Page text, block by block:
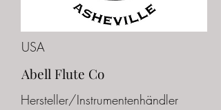
USA
Abell Flute Co
Hersteller/Instrumentenhändler